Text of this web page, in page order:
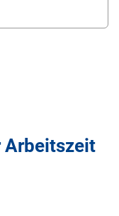
Arbeitszeit